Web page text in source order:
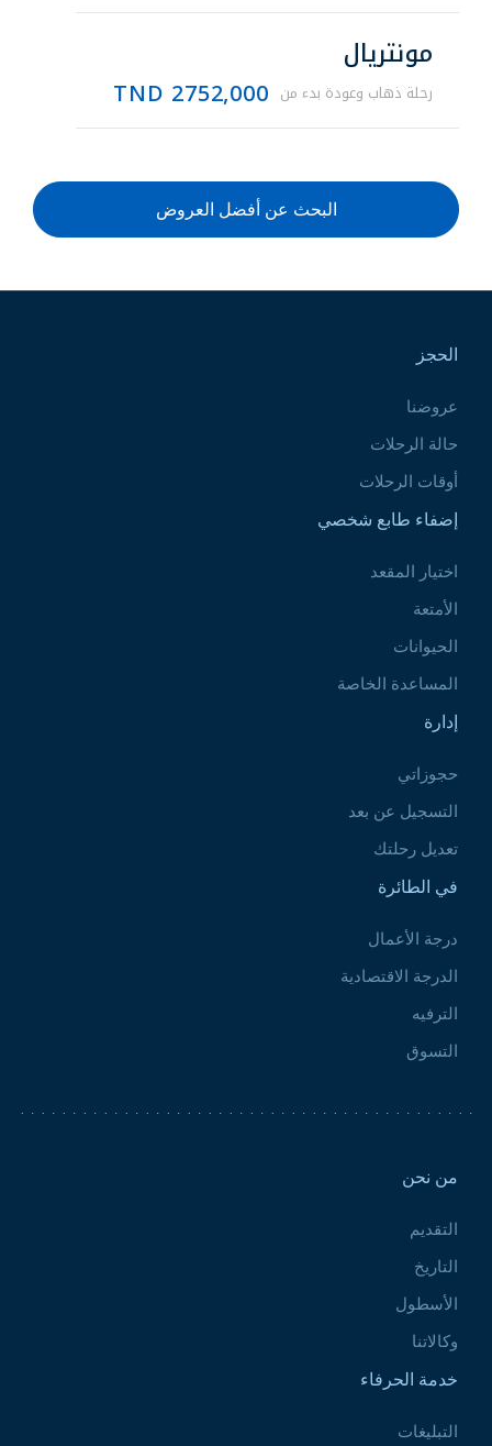
مونتريال
رحلة ذهاب وعودة بدء من 2752,000 TND
البحث عن أفضل العروض
الحجز
عروضنا
حالة الرحلات
أوقات الرحلات
إضفاء طابع شخصي
اختيار المقعد
الأمتعة
الحيوانات
المساعدة الخاصة
إدارة
حجوزاتي
التسجيل عن بعد
تعديل رحلتك
في الطائرة
درجة الأعمال
الدرجة الاقتصادية
الترفيه
التسوق
من نحن
التقديم
التاريخ
الأسطول
وكالاتنا
خدمة الحرفاء
التبليغات